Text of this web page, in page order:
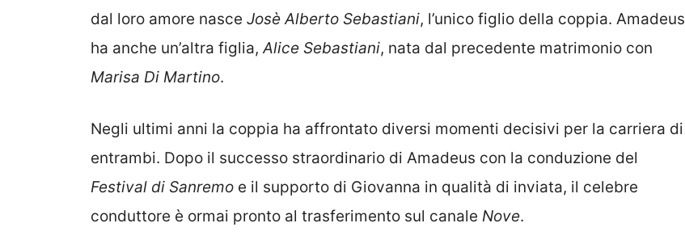
dal loro amore nasce Josè Alberto Sebastiani, l’unico figlio della coppia. Amadeus
ha anche un’altra figlia, Alice Sebastiani, nata dal precedente matrimonio con
Marisa Di Martino.
Negli ultimi anni la coppia ha affrontato diversi momenti decisivi per la carriera di
entrambi. Dopo il successo straordinario di Amadeus con la conduzione del
Festival di Sanremo e il supporto di Giovanna in qualità di inviata, il celebre
conduttore è ormai pronto al trasferimento sul canale Nove.